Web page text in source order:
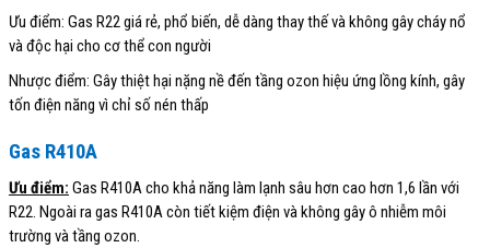
Ưu điểm: Gas R22 giá rẻ, phổ biến, dễ dàng thay thế và không gây cháy nổ
và độc hại cho cơ thể con người
Nhược điểm: Gây thiệt hại nặng nề đến tầng ozon hiệu ứng lồng kính, gây
tốn điện năng vì chỉ số nén thấp
Gas R410A
Ưu điểm: Gas R410A cho khả năng làm lạnh sâu hơn cao hơn 1,6 lần với
R22. Ngoài ra gas R410A còn tiết kiệm điện và không gây ô nhiễm môi
trường và tầng ozon.